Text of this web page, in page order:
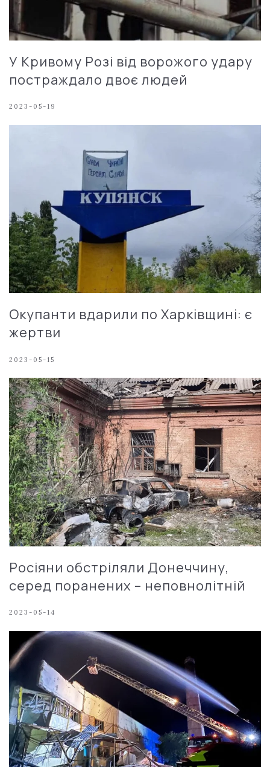
У Кривому Розі від ворожого удару
постраждало двоє людей
2023-05-19
Окупанти вдарили по Харківщині: є
жертви
2023-05-15
Росіяни обстріляли Донеччину,
серед поранених – неповнолітній
2023-05-14